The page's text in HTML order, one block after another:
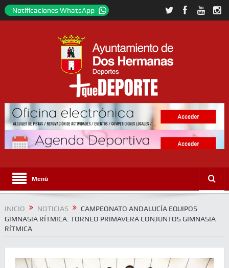
Notificaciones WhatsApp
Menú
INICIO NOTICIAS
CAMPEONATO ANDALUCÍA EQUIPOS
GIMNASIA RÍTMICA. TORNEO PRIMAVERA CONJUNTOS GIMNASIA
RÍTMICA